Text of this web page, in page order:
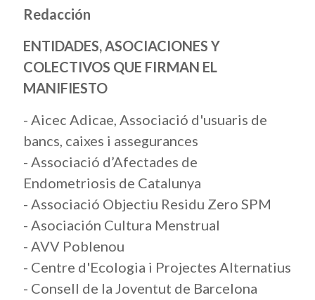
Redacción
ENTIDADES, ASOCIACIONES Y
COLECTIVOS QUE FIRMAN EL
MANIFIESTO
- Aicec Adicae, Associació d'usuaris de
bancs, caixes i assegurances
- Associació d’Afectades de
Endometriosis de Catalunya
- Associació Objectiu Residu Zero SPM
- Asociación Cultura Menstrual
- AVV Poblenou
- Centre d'Ecologia i Projectes Alternatius
- Consell de la Joventut de Barcelona